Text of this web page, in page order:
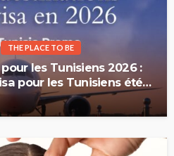
THE PLACE TO BE
les Tunisiens 2026 :
pour les Tunisiens été